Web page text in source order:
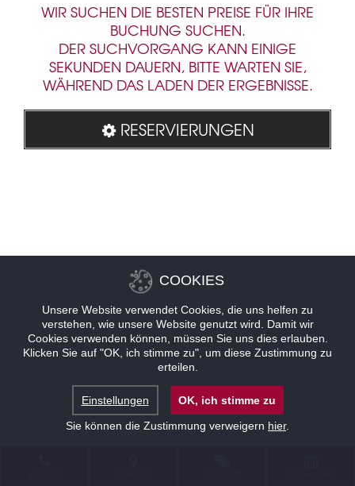
WIR SUCHEN DIE BESTEN PREISE FÜR IHRE
BUCHUNG SUCHEN.
DER SUCHVORGANG KANN EINIGE
SEKUNDEN DAUERN, BITTE WARTEN SIE,
WÄHREND DAS LADEN DER ERGEBNISSE.
RESERVIERUNGEN
COOKIES
Unsere Website verwendet Cookies, die uns helfen zu
verstehen, wie unsere Website genutzt wird. Damit wir
Cookies verwenden können, müssen Sie uns dies erlauben.
Klicken Sie auf "OK, ich stimme zu", um diese Zustimmung zu
erteilen.
Einstellungen
OK, ich stimme zu
Sie können die Zustimmung verweigern hier.